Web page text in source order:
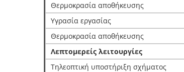
Θερμοκρασία αποθήκευσης
Υγρασία εργασίας
Θερμοκρασία αποθήκευσης
Λεπτομερείς λειτουργίες
Τηλεοπτική υποστήριξη σχήματος